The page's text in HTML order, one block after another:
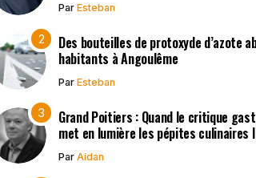
Par Esteban
Des bouteilles de protoxyde d’azote
habitants à Angoulême
Par Esteban
Grand Poitiers : Quand le critique
met en lumière les pépites culinaires
Par Aidan